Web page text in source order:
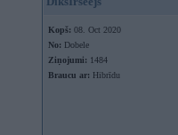
Kopš: 08. Oct 2020
No: Dobele
Ziņojumi: 1484
Braucu ar: Hibrīdu